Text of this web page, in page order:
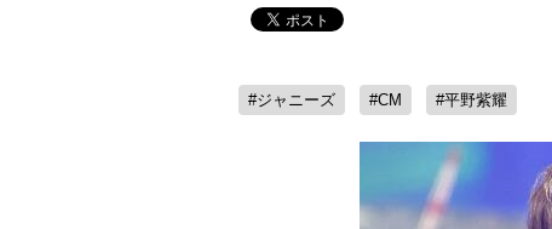
#ジャニーズ #CM #平野紫耀